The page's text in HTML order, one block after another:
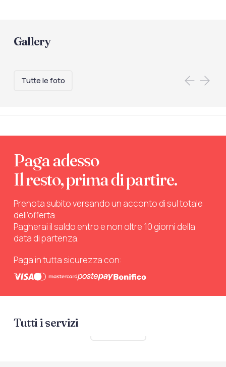
Gallery
Tutte le foto
Paga adesso
Il resto, prima di partire.
Prenota subito versando un acconto di sul totale
dell’offerta.
Pagherai il saldo entro e non oltre 10 giorni della
data di partenza.
Paga in tutta sicurezza con:
Tutti i servizi